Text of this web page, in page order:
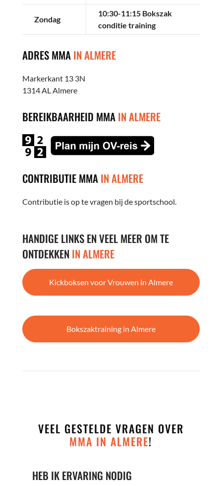
Zondag
10:30-11:15 Bokszak
conditie training
ADRES MMAIN ALMERE
Markerkant 13 3N
1314 AL Almere
BEREIKBAARHEID MMAIN ALMERE
CONTRIBUTIE MMAIN ALMERE
Contributie is op te vragen bij de sportschool.
HANDIGE LINKS EN VEEL MEER OM TE
ONTDEKKENIN ALMERE
Kickboksen voor Vrouwen in Almere
Bokszaktraining in Almere
VEEL GESTELDE VRAGEN OVER
MMA IN ALMERE!
HEB IK ERVARING NODIG